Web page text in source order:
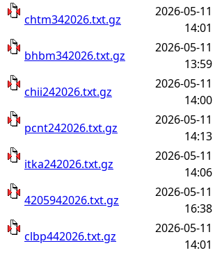
chtm342026.txt.gz
2026-05-11
14:01
bhbm342026.txt.gz
2026-05-11
13:59
chii242026.txt.gz
2026-05-11
14:00
pcnt242026.txt.gz
2026-05-11
14:13
itka242026.txt.gz
2026-05-11
14:06
4205942026.txt.gz
2026-05-11
16:38
clbp442026.txt.gz
2026-05-11
14:01